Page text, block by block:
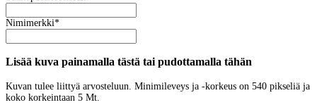
Nimimerkki*
Lisää kuva painamalla tästä tai pudottamalla tähän
Kuvan tulee liittyä arvosteluun. Minimileveys ja -korkeus on 540 pikseliä ja
koko korkeintaan 5 Mt.